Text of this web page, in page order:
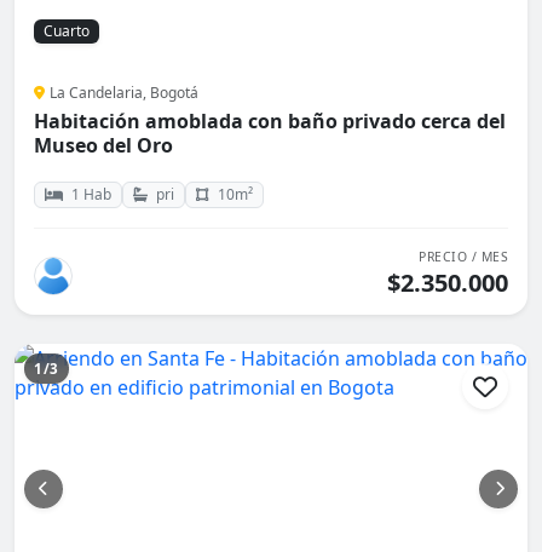
Cuarto
La Candelaria, Bogotá
Habitación amoblada con baño privado cerca del
Museo del Oro
1 Hab pri 10m²
PRECIO / MES
$2.350.000
1/3